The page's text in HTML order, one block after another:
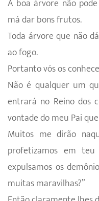
A boa árvore não
má dar bons frutos.
Toda árvore que não
ao fogo.
Portanto vós os
Não é qualquer um
entrará no Reino dos
vontade do meu Pai
Muitos me dirão
profetizamos em
expulsamos os
muitas maravilhas?”